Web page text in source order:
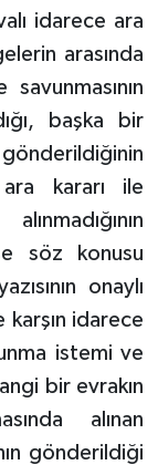
idarece ara
arasında
başka bir
kararı ile
söz konusu
onaylı
idarece
istemi ve
bir evrakın
alınan
gönderildiği